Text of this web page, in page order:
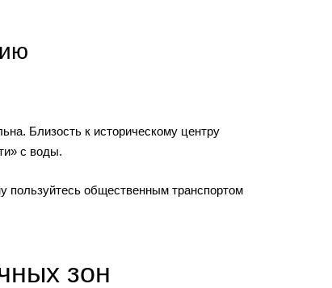
Близость к историческому центру
с воды.
пользуйтесь общественным транспортом
зон